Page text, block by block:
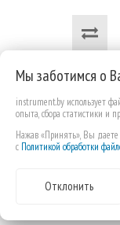
Мы заботимся о
instrument.by использует
опыта, сбора статистики и
Нажав «Принять», Вы даете
с Политикой обработки
Отклонить